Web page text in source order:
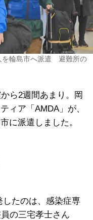
輪島市へ派遣 避難所の
ら2週間あまり。岡
ィア「AMDA」が、
に派遣しました。
たのは、感染症専
の三宅孝士さん